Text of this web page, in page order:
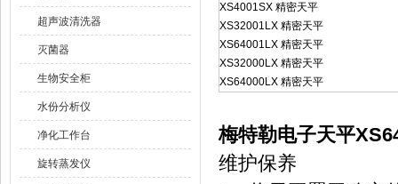
超声波清洗器
灭菌器
生物安全柜
水份分析仪
净化工作台
旋转蒸发仪
XS4001SX 精密天平
XS32001LX 精密天平
XS64001LX 精密天平
XS32000LX 精密天平
XS64000LX 精密天平
梅特勒电子天平
维护保养